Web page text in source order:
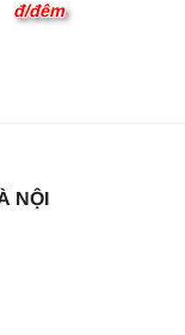
đ/đêm
NỘI